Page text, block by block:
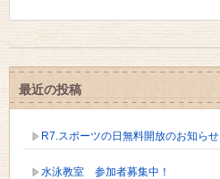
最近の投稿
R7.スポーツの日無料開放のお知らせ
水泳教室 参加者募集中！